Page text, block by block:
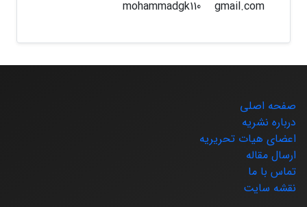
gmail.com
صفحه اصلی
درباره نشریه
اعضای هیات تحریریه
ارسال مقاله
تماس با ما
نقشه سایت